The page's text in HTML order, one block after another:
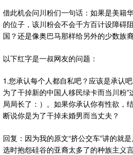
借此机会问川粉们一句话：如果是美籍
的位子，该川粉会不会千方百计设障碍
国？还是像奥巴马那样给另外的少数族
以下红字是一叔网友的问题：
1.您承认每个人都自私吧？应该是承认
为了干掉新的中国人移民绿卡而当川粉
局局长了：）。如果你承认你有性欲，
断说你是为了干掉未婚男而当丈夫？
回复：因为我的原文“挤公交车”讲的就
选时抱怨硅谷的亚裔太多了的种族主义